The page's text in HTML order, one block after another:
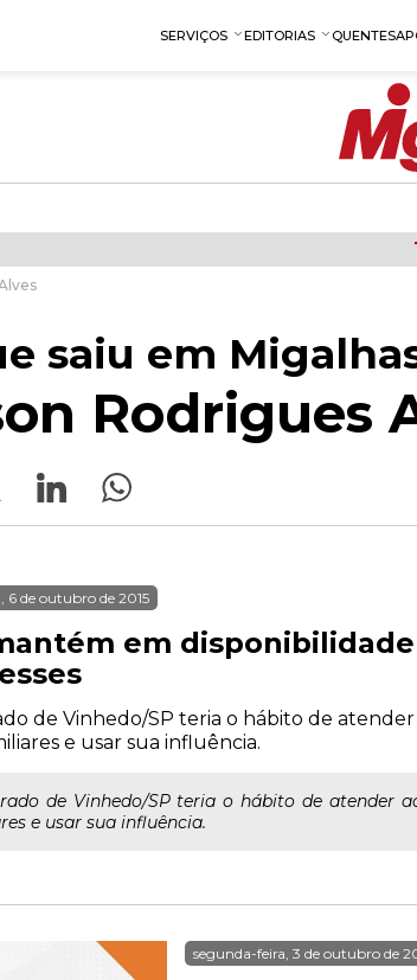
SERVIÇOS EDITORIAS QUENTES
saiu em
Rodrigues
6 de outubro de 2015
em
de Vinhedo/SP teria o hábito de
e usar sua influência.
de Vinhedo/SP teria o hábito de atender
e usar sua influência.
segunda-feira, 3 de outubro de